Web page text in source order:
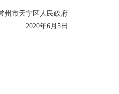
州市天宁区人民政府
2020年6月5日